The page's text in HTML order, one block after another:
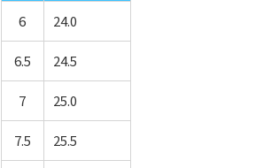
6
24.0
6.5 24.5
7 25.0
7.5 25.5